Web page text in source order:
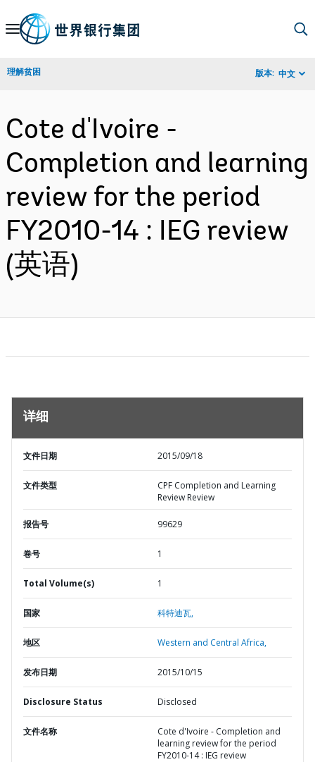
Skip
Navigation
理解贫困 版本: 中文
Cote d'Ivoire -
Completion and learning
review for the period
FY2010-14 : IEG review
(英语)
详细
文件日期 2015/09/18
文件类型
CPF Completion and Learning
Review Review
报告号 99629
卷号 1
Total Volume(s) 1
国家 科特迪瓦,
地区 Western and Central Africa,
发布日期 2015/10/15
Disclosure Status Disclosed
文件名称
Cote d'Ivoire - Completion and
learning review for the period
FY2010-14 : IEG review